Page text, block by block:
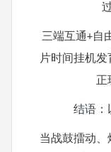
三端互通+自
片时间挂机
正
结语：
当战鼓擂动